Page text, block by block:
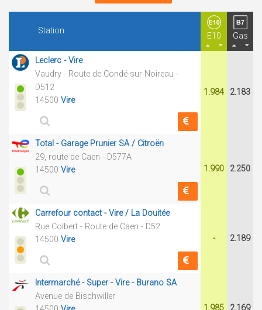
Station
E10 Gas
Leclerc - Vire
Vaudry - Route de Condé-sur-Noireau -
D512
14500 Vire
1.984 2.183
Total - Garage Prunier SA / Citroën
29, route de Caen - D577A
14500 Vire 1.990 2.250
Carrefour contact - Vire / La Douitée
Rue Colbert - Route de Caen - D52
14500 Vire - 2.189
Intermarché - Super - Vire - Burano SA
Avenue de Bischwiller
1.985 2.169